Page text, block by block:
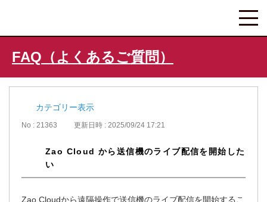
FAQ（よくあるご質問）
カテゴリー表示
No : 21363 更新日時 : 2025/09/24 17:21
Zao Cloud から送信機のライブ配信を開始した
い
Zao Cloudから遠隔操作で送信機のライブ配信を開始するこ